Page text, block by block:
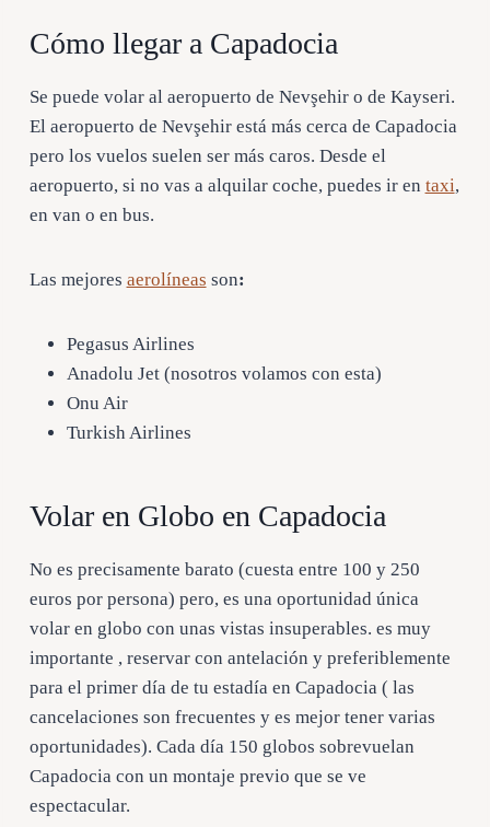
Cómo llegar a Capadocia
Se puede volar al aeropuerto de Nevşehir o de Kayseri.
El aeropuerto de Nevşehir está más cerca de Capadocia
pero los vuelos suelen ser más caros. Desde el
aeropuerto, si no vas a alquilar coche, puedes ir en taxi,
en van o en bus.
Las mejores aerolíneas son:
Pegasus Airlines
Anadolu Jet (nosotros volamos con esta)
Onu Air
Turkish Airlines
Volar en Globo en Capadocia
No es precisamente barato (cuesta entre 100 y 250
euros por persona) pero, es una oportunidad única
volar en globo con unas vistas insuperables. es muy
importante , reservar con antelación y preferiblemente
para el primer día de tu estadía en Capadocia ( las
cancelaciones son frecuentes y es mejor tener varias
oportunidades). Cada día 150 globos sobrevuelan
Capadocia con un montaje previo que se ve
espectacular.